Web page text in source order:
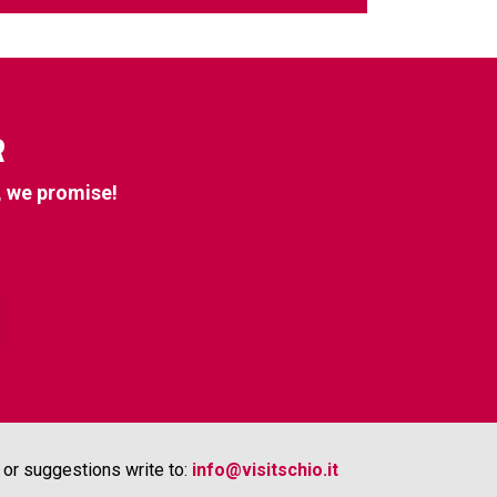
we promise!
suggestions write to: info@visitschio.it